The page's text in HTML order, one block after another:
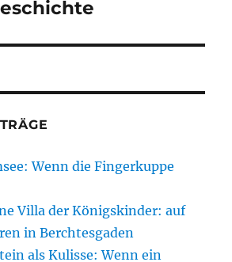
Wenn die Fingerkuppe
Villa der Königskinder: auf
in Berchtesgaden
als Kulisse: Wenn ein